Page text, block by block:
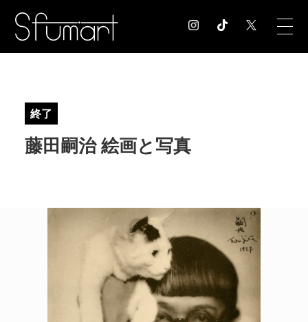
EXHIBITION 展覧会情報
NEWS
CONTACT お問合せ
終了
藤田嗣治 絵画と写真